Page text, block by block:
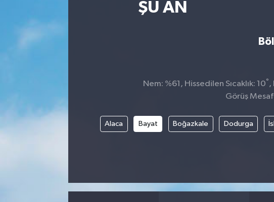
ŞU AN
Nem: %61, Hissedilen Sıcaklık: 10° ,
Görüş
Alaca Bayat Boğazkale Dodurga